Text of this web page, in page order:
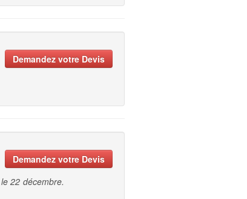
Demandez votre Devis
Demandez votre Devis
22 décembre.